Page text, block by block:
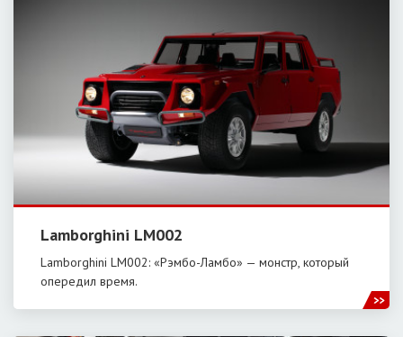
Lamborghini LM002
Lamborghini LM002: «Рэмбо-Ламбо» — монстр, который
опередил время.